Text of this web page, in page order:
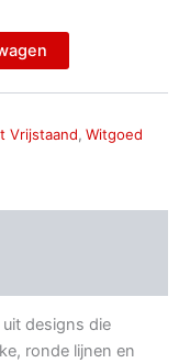
Vrijstaand, Witgoed
uit designs die
ronde lijnen en